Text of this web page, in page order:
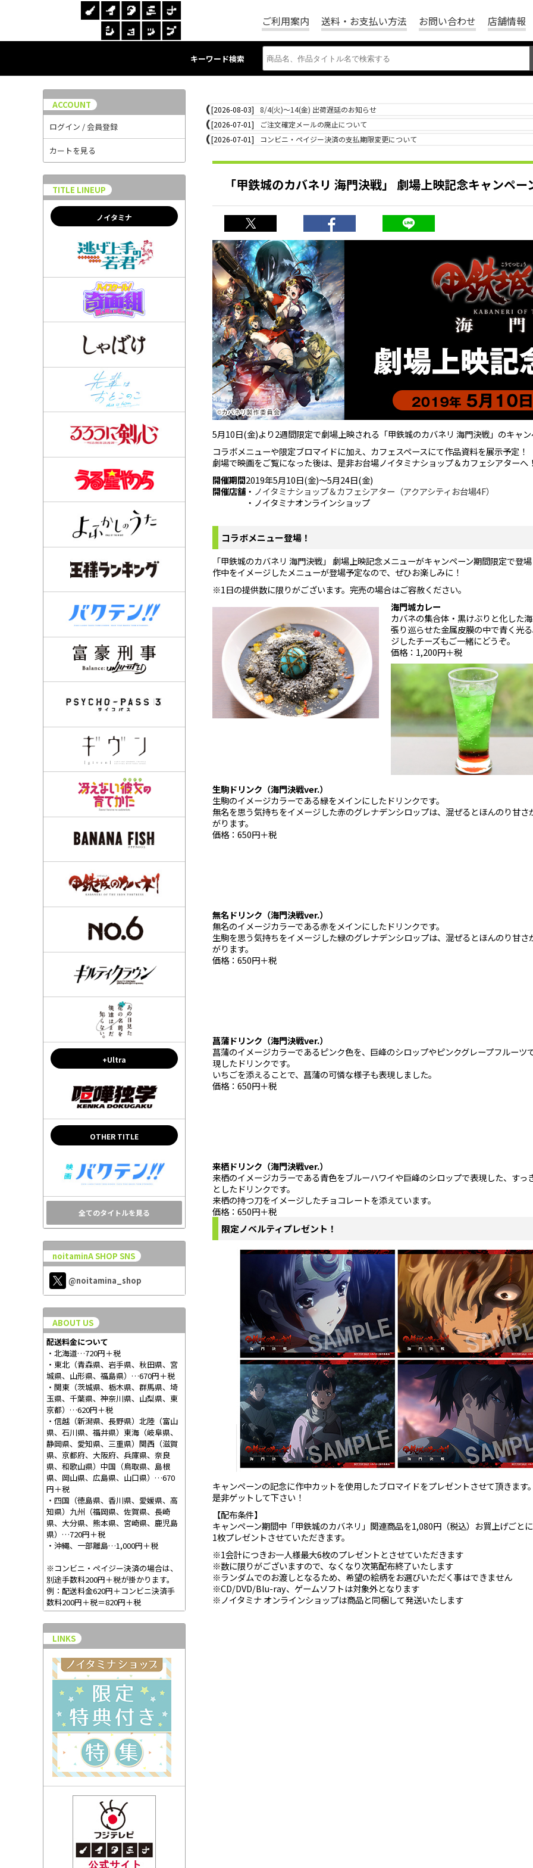
ご利用案内 送料・お支払い方法 お問い合わせ 店舗情報
キーワード検索
ACCOUNT
ログイン / 会員登録
カートを見る
TITLE LINEUP
ノイタミナ
+Ultra
OTHER TITLE
全てのタイトルを見る
noitaminA SHOP SNS
@noitamina_shop
ABOUT US
配送料金について
・北海道…720円＋税
・東北（青森県、岩手県、秋田県、宮
城県、山形県、福島県）…670円＋税
・関東（茨城県、栃木県、群馬県、埼
玉県、千葉県、神奈川県、山梨県、東
京都）…620円＋税
・信越（新潟県、長野県）北陸（富山
県、石川県、福井県）東海（岐阜県、
静岡県、愛知県、三重県）関西（滋賀
県、京都府、大阪府、兵庫県、奈良
県、和歌山県）中国（鳥取県、島根
県、岡山県、広島県、山口県）…670
円＋税
・四国（徳島県、香川県、愛媛県、高
知県）九州（福岡県、佐賀県、長崎
県、大分県、熊本県、宮崎県、鹿児島
県）…720円＋税
・沖縄、一部離島…1,000円＋税
※コンビニ・ペイジー決済の場合は、
別途手数料200円＋税が掛かります。
例：配送料金620円＋コンビニ決済手
数料200円＋税＝820円＋税
LINKS
[2026-08-03]
8/4(火)～14(金) 出荷遅延のお知らせ
[2026-07-01]
ご注文確定メールの廃止について
[2026-07-01]
コンビニ・ペイジー決済の支払期限変更について
「甲鉄城のカバネリ 海門決戦」 劇場上映記念キャンペー
5月10日(金)より2週間限定で劇場上映される「甲鉄城のカバネリ 海門決戦」のキャ
コラボメニューや限定ブロマイドに加え、カフェスペースにて作品資料を展示予定！
劇場で映画をご覧になった後は、是非お台場ノイタミナショップ＆カフェシアターへ
開催期間2019年5月10日(金)～5月24日(金)
開催店舗 ・ ノイタミナショップ＆カフェシアター（アクアシティお台場4F）
・ノイタミナオンラインショップ
コラボメニュー登場！
「甲鉄城のカバネリ 海門決戦」 劇場上映記念メニューがキャンペーン期間限定で登
作中をイメージしたメニューが登場予定なので、ぜひお楽しみに！
※1日の提供数に限りがございます。完売の場合はご容赦ください。
海門城カレー
カバネの集合体・黒けぶりと化した
張り巡らせた金属皮膜の中で青く光
ジしたチーズもご一緒にどうぞ。
価格：1,200円＋税
生駒ドリンク（海門決戦ver.）
生駒のイメージカラーである緑をメインにしたドリンクです。
無名を思う気持ちをイメージした赤のグレナデンシロップは、混ぜるとほんのり甘さ
がります。
価格：650円＋税
無名ドリンク（海門決戦ver.）
無名のイメージカラーである赤をメインにしたドリンクです。
生駒を思う気持ちをイメージした緑のグレナデンシロップは、混ぜるとほんのり甘さ
がります。
価格：650円＋税
菖蒲ドリンク（海門決戦ver.）
菖蒲のイメージカラーであるピンク色を、巨峰のシロップやピンクグレープフルーツ
現したドリンクです。
いちごを添えることで、菖蒲の可憐な様子も表現しました。
価格：650円＋税
来栖ドリンク（海門決戦ver.）
来栖のイメージカラーである青色をブルーハワイや巨峰のシロップで表現した、すっ
としたドリンクです。
来栖の持つ刀をイメージしたチョコレートを添えています。
価格：650円＋税
限定ノベルティプレゼント！
キャンペーンの記念に作中カットを使用したブロマイドをプレゼントさせて頂きます
是非ゲットして下さい！
【配布条件】
キャンペーン期間中「甲鉄城のカバネリ」関連商品を1,080円（税込）お買上げごと
1枚プレゼントさせていただきます。
※1会計につきお一人様最大6枚のプレゼントとさせていただきます
※数に限りがございますので、なくなり次第配布終了いたします
※ランダムでのお渡しとなるため、希望の絵柄をお選びいただく事はできません
※CD/DVD/Blu-ray、ゲームソフトは対象外となります
※ノイタミナ オンラインショップは商品と同梱して発送いたします